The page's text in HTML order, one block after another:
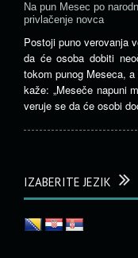
Na pun Mesec po
privlačenje novca
Postoji puno verovanja
da će osoba dobiti
tokom punog Meseca,
kaže: „Meseče napuni
veruje se da će osobi
IZABERITE JEZIK